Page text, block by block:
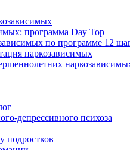
программа Day Top
по программе 12
наркозависимых
депрессивного психоза
подростков